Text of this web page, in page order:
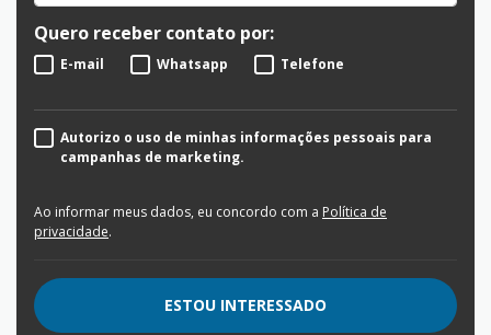
Quero receber contato por:
E-mail Whatsapp Telefone
Autorizo o uso de minhas informações pessoais para
campanhas de marketing.
Ao informar meus dados, eu concordo com a Política de
privacidade.
ESTOU INTERESSADO